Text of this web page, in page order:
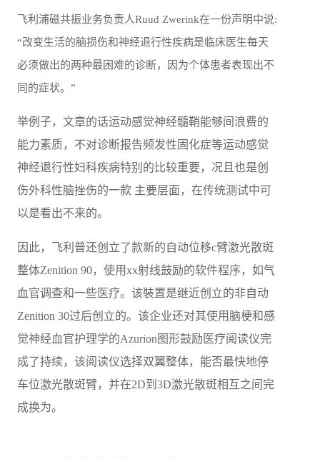
飞利浦磁共振业务负责人Ruud Zwerink在一份声明中说:
“改变生活的脑损伤和神经退行性疾病是临床医生每天
必须做出的两种最困难的诊断，因为个体患者表现出不
同的症状。”
举例子，文章的话运动感觉神经髓鞘能够间浪费的
能力素质，不对诊断报告频发性固化症等运动感觉
神经退行性妇科疾病特别的比较重要，况且也是创
伤外科性脑挫伤的一款 主要层面，在传统测试中可
以是看出不来的。
因此，飞利普还创立了款新的自动位移c臂激光散斑
整体Zenition 90，使用xx射线鼓励的软件程序，如气
血官调查和一些医疗。该裝置是继近创立的非自动
Zenition 30过后创立的。该企业还对其使用脑梗和感
觉神经血官护理学的Azurion图形鼓励医疗阅读仪完
成了持续，该阅读仪选择双翼整体，能否最快地停
车位激光散斑臂，并在2D到3D激光散斑相互之间完
成换为。